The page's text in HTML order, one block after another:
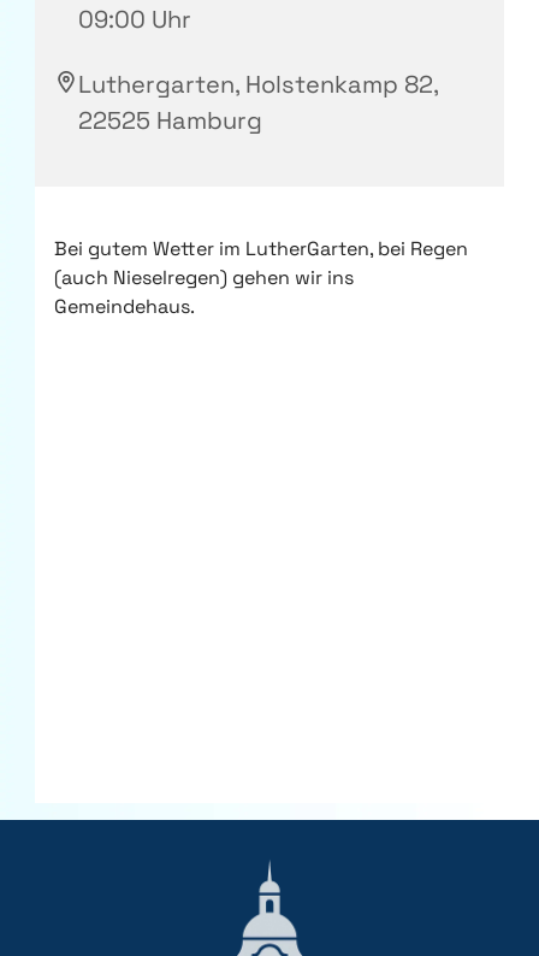
09:00 Uhr
Luthergarten, Holstenkamp 82,
22525 Hamburg
Bei gutem Wetter im LutherGarten, bei Regen
(auch Nieselregen) gehen wir ins
Gemeindehaus.